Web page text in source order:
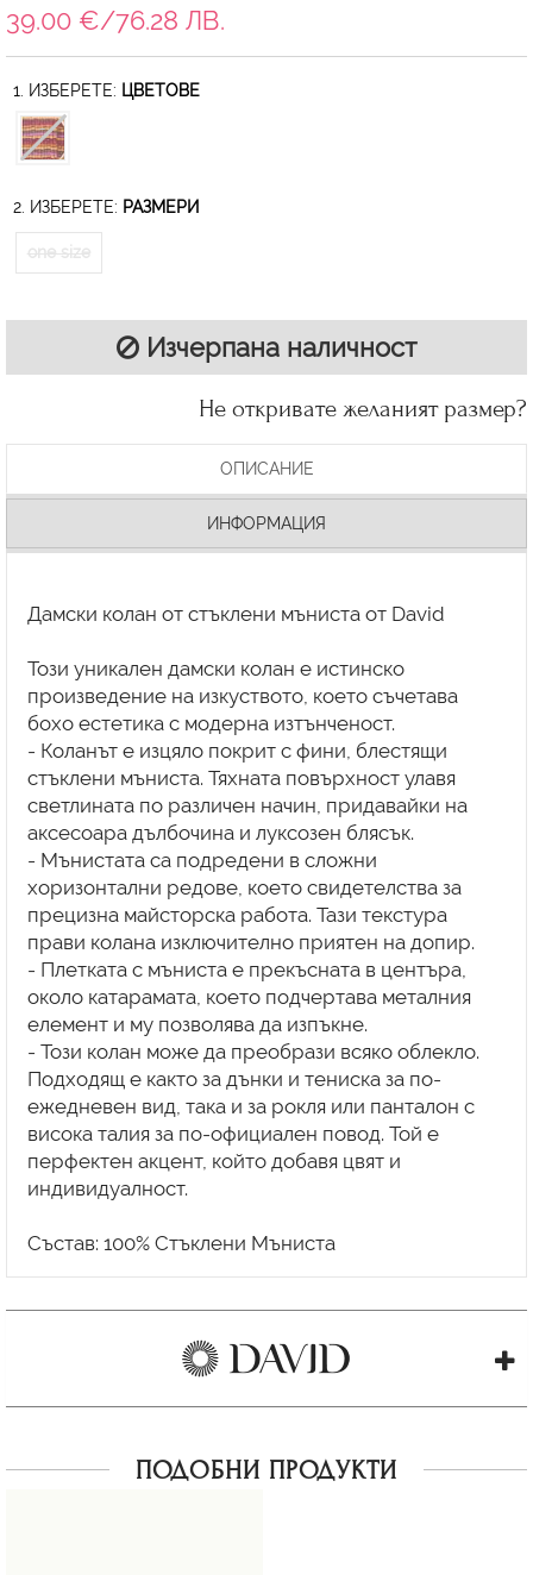
39.00 €/76.28 ЛВ.
1. ИЗБЕРЕТЕ: ЦВЕТОВЕ
2. ИЗБЕРЕТЕ: РАЗМЕРИ
one size
Изчерпана наличност
Не откривате желаният размер?
ОПИСАНИЕ
ИНФОРМАЦИЯ
Дамски колан от стъклени мъниста от David
Този уникален дамски колан е истинско
произведение на изкуството, което съчетава
бохо естетика с модерна изтънченост.
- Коланът е изцяло покрит с фини, блестящи
стъклени мъниста. Тяхната повърхност улавя
светлината по различен начин, придавайки на
аксесоара дълбочина и луксозен блясък.
- Мънистата са подредени в сложни
хоризонтални редове, което свидетелства за
прецизна майсторска работа. Тази текстура
прави колана изключително приятен на допир.
- Плетката с мъниста е прекъсната в центъра,
около катарамата, което подчертава металния
елемент и му позволява да изпъкне.
- Този колан може да преобрази всяко облекло.
Подходящ е както за дънки и тениска за по-
ежедневен вид, така и за рокля или панталон с
висока талия за по-официален повод. Той е
перфектен акцент, който добавя цвят и
индивидуалност.
ПОДОБНИ ПРОДУКТИ